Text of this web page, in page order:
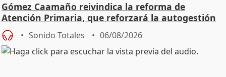
Gómez Caamaño reivindica la reforma de
Atención Primaria, que reforzará la autogestión
Sonido Totales 06/08/2026